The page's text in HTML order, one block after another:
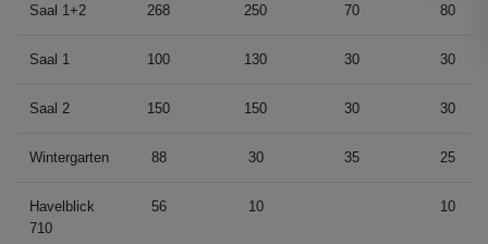
Saal 1+2 268 250 70 80
Saal 1 100 130 30 30
Saal 2 150 150 30 30
Wintergarten 88 30 35 25
Havelblick
710
56 10 10